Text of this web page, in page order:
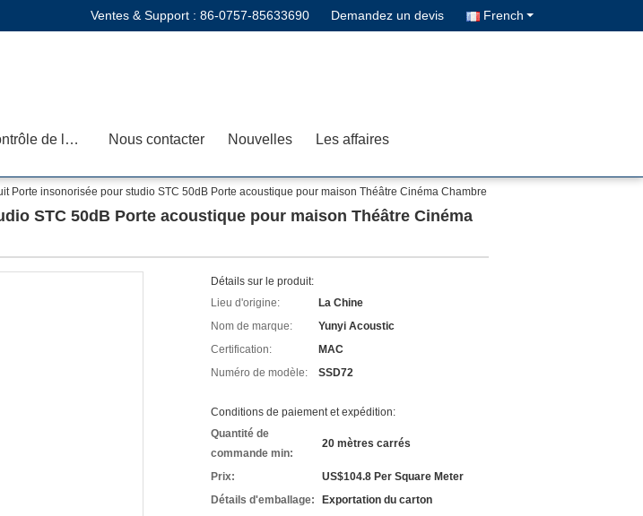
Ventes & Support : 86-0757-85633690 Demandez un devis French
Contrôle de la qualité Nous contacter Nouvelles Les affaires
Porte insonorisée pour studio STC 50dB Porte acoustique pour maison Théâtre Cinéma Chambre
STC 50dB Porte acoustique pour maison Théâtre Cinéma
Détails sur le produit:
Lieu d'origine:
La Chine
Nom de marque:
Yunyi Acoustic
Certification:
MAC
Numéro de modèle:
SSD72
Conditions de paiement et expédition:
Quantité de
commande min:
20 mètres carrés
Prix:
US$104.8 Per Square Meter
Détails d'emballage:
Exportation du carton